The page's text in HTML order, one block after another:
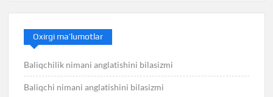
Oxirgi ma’lumotlar
Baliqchilik nimani anglatishini bilasizmi
Baliqchi nimani anglatishini bilasizmi